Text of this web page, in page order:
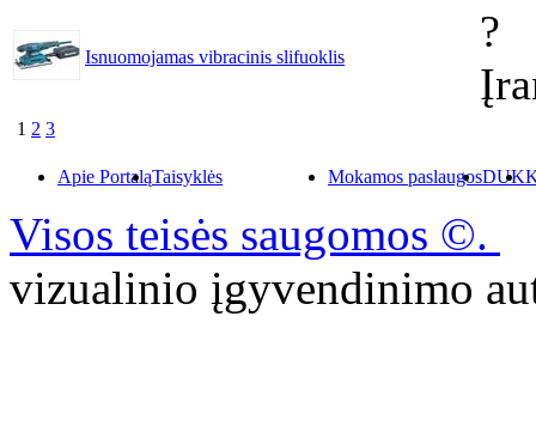
Isnuomojamas vibracinis slifuoklis
?
1 2 3
Apie PortaląTaisyklės Mokamos paslaugosDUK
Visos teisės saugomos ©.
vizualinio įgyvendinimo